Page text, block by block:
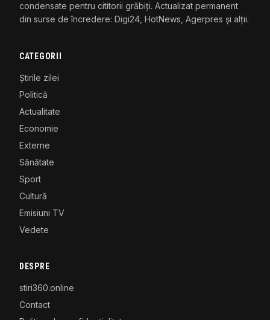
condensate pentru cititorii grăbiți. Actualizat permanent
din surse de încredere: Digi24, HotNews, Agerpres și alții.
CATEGORII
Știrile zilei
Politică
Actualitate
Economie
Externe
Sănătate
Sport
Cultură
Emisiuni TV
Vedete
DESPRE
stiri360.online
Contact